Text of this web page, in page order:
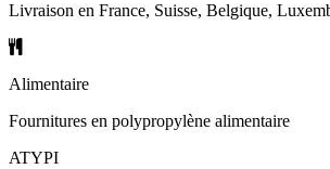
Livraison en France, Suisse, Belgique,
Alimentaire
Fournitures en polypropylène alimentaire
ATYPI